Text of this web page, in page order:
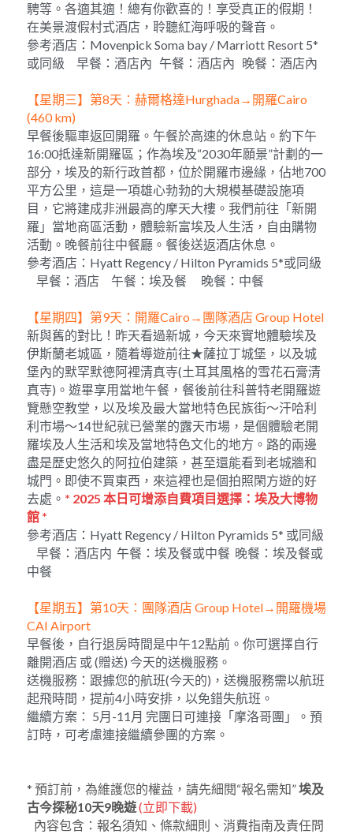
騁等。各適其適！總有你歡喜的！享受真正的假期！
在美景渡假村式酒店，聆聽紅海呼吸的聲音。
參考酒店：Movenpick Soma bay / Marriott Resort 5*
或同級     早餐：酒店內   午餐：酒店內   晚餐：酒店內
【星期三】第8天：赫爾格達Hurghada→開羅Cairo
(460 km)
早餐後驅車返回開羅。午餐於高速的休息站。約下午
16:00抵達新開羅區；作為埃及“2030年願景”計劃的一
部分，埃及的新行政首都，位於開羅市邊緣，佔地700
平方公里，這是一項雄心勃勃的大規模基礎設施項
目，它將建成非洲最高的摩天大樓。我們前往「新開
羅」當地商區活動，體驗新富埃及人生活，自由購物
活動。晚餐前往中餐廳。餐後送返酒店休息。
參考酒店：Hyatt Regency / Hilton Pyramids 5*或同級
早餐：酒店     午餐：埃及餐      晚餐：中餐
【星期四】第9天：開羅Cairo→團隊酒店 Group Hotel
新與舊的對比！昨天看過新城，今天來實地體驗埃及
伊斯蘭老城區，隨着導遊前往★薩拉丁城堡，以及城
堡內的默罕默德阿裡清真寺(土耳其風格的雪花石膏清
真寺)。遊畢享用當地午餐，餐後前往科普特老開羅遊
覽懸空教堂，以及埃及最大當地特色民族街～汗哈利
利市場～14世紀就已營業的露天市場，是個體驗老開
羅埃及人生活和埃及當地特色文化的地方。路的兩邊
盡是歷史悠久的阿拉伯建築，甚至還能看到老城牆和
城門。即使不買東西，來這裡也是個拍照閑方遊的好
去處。 * 2025 本日可增添自費項目選擇：埃及大博物
館 *
參考酒店：Hyatt Regency / Hilton Pyramids 5* 或同級
早餐：酒店内  午餐：埃及餐或中餐  晚餐：埃及餐或
中餐
【星期五】第10天：團隊酒店 Group Hotel→開羅機場
CAI Airport
早餐後，自行退房時間是中午12點前。你可選擇自行
離開酒店 或 (贈送) 今天的送機服務。
送機服務：跟據您的航班(今天的)，送機服務需以航班
起飛時間，提前4小時安排，以免錯失航班。
繼續方案： 5月-11月 完團日可連接「摩洛哥團」。預
訂時，可考慮連接繼續參團的方案。
* 預訂前，為維護您的權益，請先細閱“報名需知” 埃及
古今探秘10天9晚遊 (立即下載)
內容包含：報名須知、條款細則、消費指南及責任問